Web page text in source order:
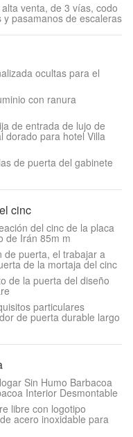
venta, de 3 vías, codo
pasamanos de escaleras
ocultas para el
con ranura
de entrada de lujo de
dorado para hotel Villa
de puerta del gabinete
cinc
del cinc de la placa
de Irán 85m m
de puerta, el trabajar a
de la mortaja del cinc
de la puerta del diseño
particulares
de puerta durable largo
Sin Humo Barbacoa
Interior Desmontable
libre con logotipo
acero inoxidable para